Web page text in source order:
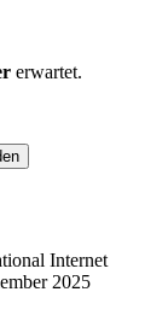
erwartet.
Internet
2025